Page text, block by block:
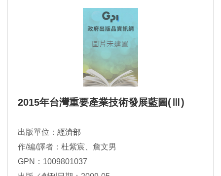
2015年台灣重要產業技術發展藍圖(Ⅲ)
出版單位： 經濟部
作/編/譯者：杜紫宸、詹文男
GPN：1009801037